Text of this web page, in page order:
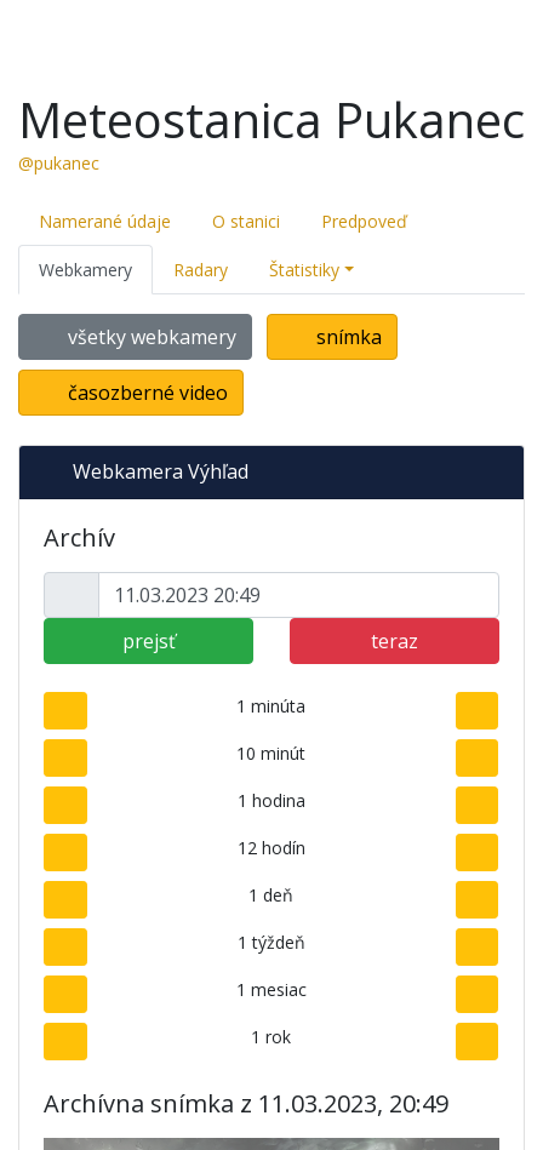
Meteostanica Pukanec
@pukanec
Namerané údaje O stanici Predpoveď
Webkamery Radary Štatistiky
všetky webkamery snímka
časozberné video
Webkamera Výhľad
Archív
prejsť teraz
1 minúta
10 minút
1 hodina
12 hodín
1 deň
1 týždeň
1 mesiac
1 rok
Archívna snímka z 11.03.2023, 20:49